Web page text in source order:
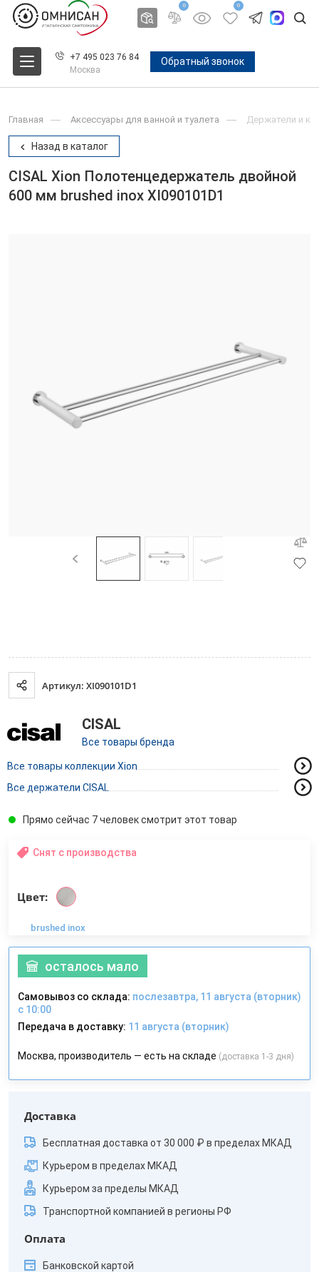
0 0
+7 495 023 76 84
Москва
Обратный звонок
Главная Аксессуары для ванной и туалета Держатели и
Назад в каталог
CISAL Xion Полотенцедержатель двойной
600 мм brushed inox XI090101D1
Артикул: XI090101D1
CISAL
Все товары бренда
Все товары коллекции Xion
Все держатели CISAL
Прямо сейчас 7 человек смотрит этот товар
Снят с производства
Цвет:
brushed inox
осталось мало
Самовывоз со склада: послезавтра, 11 августа (вторник)
с 10:00
Передача в доставку: 11 августа (вторник)
Москва, производитель — есть на складе (доставка 1-3 дня)
Доставка
Бесплатная доставка от 30 000 ₽ в пределах МКАД
Курьером в пределах МКАД
Курьером за пределы МКАД
Транспортной компанией в регионы РФ
Оплата
Банковской картой